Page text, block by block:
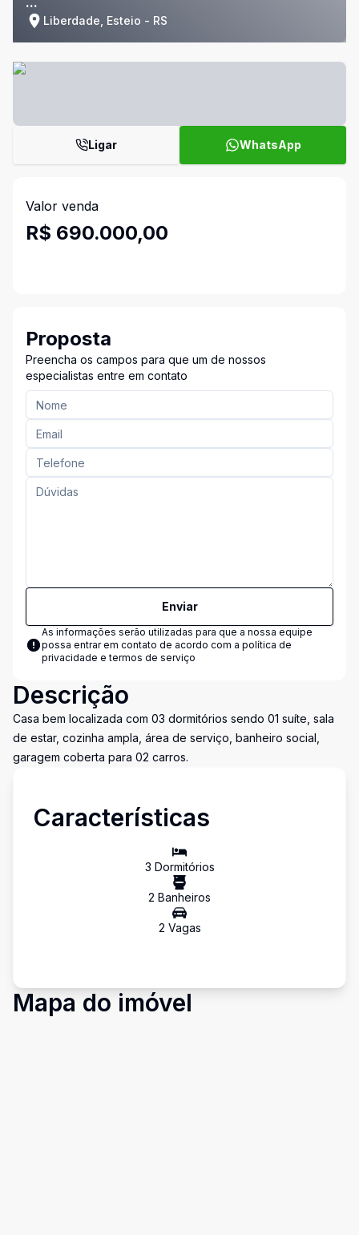
Liberdade, Esteio - RS
Ligar WhatsApp
Valor venda
R$ 690.000,00
Proposta
Preencha os campos para que um de nossos
especialistas entre em contato
Enviar
As informações serão utilizadas para que a nossa equipe
possa entrar em contato de acordo com a política de
privacidade e termos de serviço
Descrição
Casa bem localizada com 03 dormitórios sendo 01 suíte, sala
de estar, cozinha ampla, área de serviço, banheiro social,
garagem coberta para 02 carros.
Características
3 Dormitórios
2 Banheiros
2 Vagas
Mapa do imóvel